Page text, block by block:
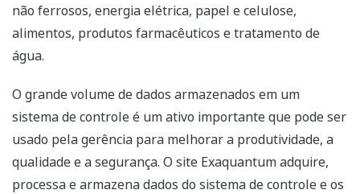
não ferrosos, energia elétrica, papel e celulose,
alimentos, produtos farmacêuticos e tratamento de
água.
O grande volume de dados armazenados em um
sistema de controle é um ativo importante que pode ser
usado pela gerência para melhorar a produtividade, a
qualidade e a segurança. O site Exaquantum adquire,
processa e armazena dados do sistema de controle e os